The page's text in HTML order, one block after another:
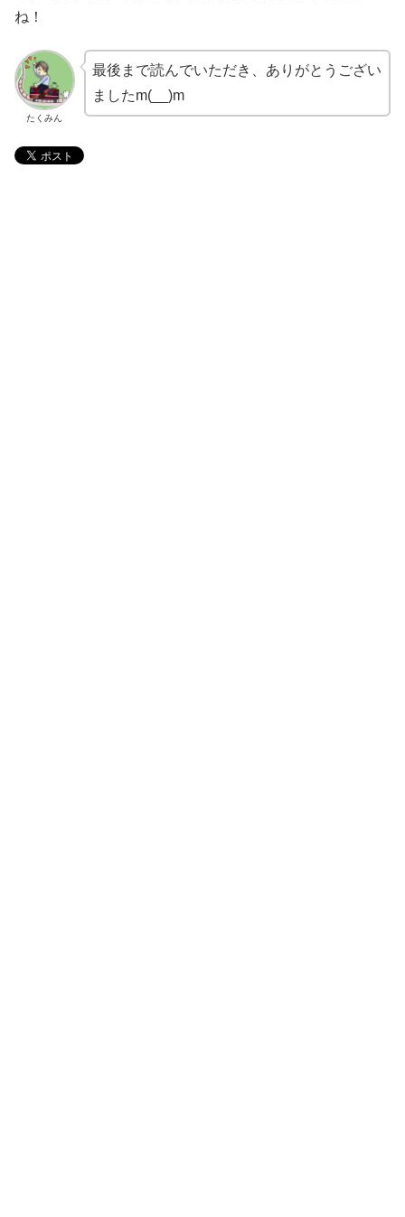
ね！
たくみん
最後まで読んでいただき、ありがとうござい
ましたm(__)m